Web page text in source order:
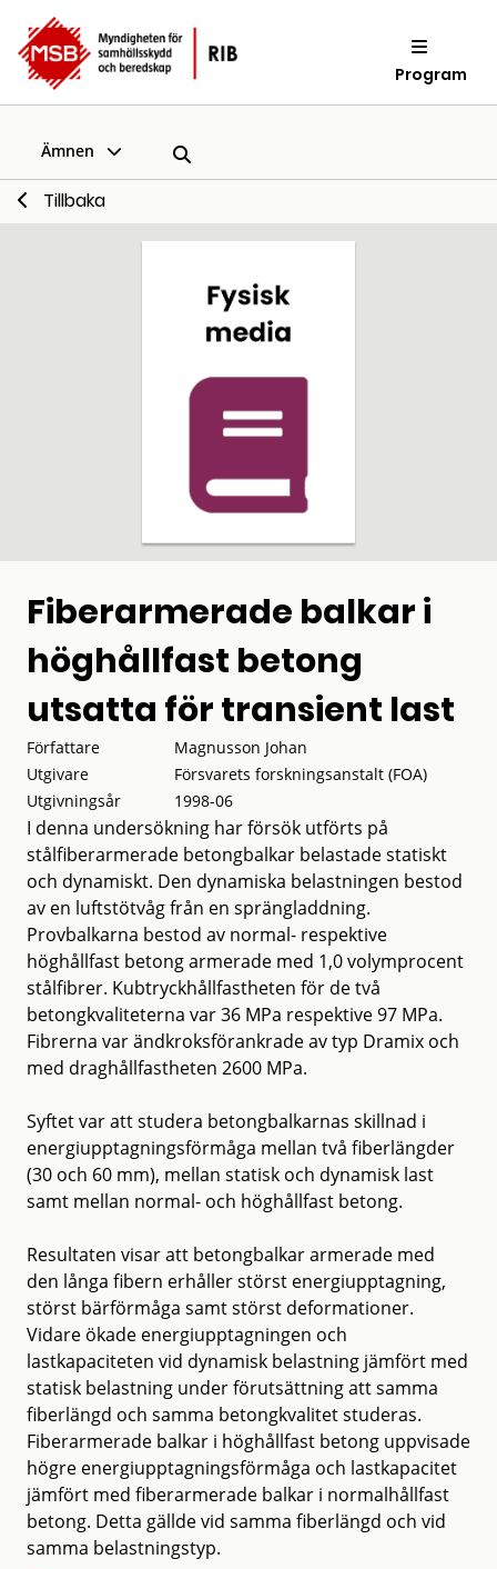
Program
Ämnen
Tillbaka
Fiberarmerade balkar i
höghållfast betong
utsatta för transient last
Författare
Magnusson Johan
Utgivare
Försvarets forskningsanstalt (FOA)
Utgivningsår
1998-06
I denna undersökning har försök utförts på
stålfiberarmerade betongbalkar belastade statiskt
och dynamiskt. Den dynamiska belastningen bestod
av en luftstötvåg från en sprängladdning.
Provbalkarna bestod av normal- respektive
höghållfast betong armerade med 1,0 volymprocent
stålfibrer. Kubtryckhållfastheten för de två
betongkvaliteterna var 36 MPa respektive 97 MPa.
Fibrerna var ändkroksförankrade av typ Dramix och
med draghållfastheten 2600 MPa.
Syftet var att studera betongbalkarnas skillnad i
energiupptagningsförmåga mellan två fiberlängder
(30 och 60 mm), mellan statisk och dynamisk last
samt mellan normal- och höghållfast betong.
Resultaten visar att betongbalkar armerade med
den långa fibern erhåller störst energiupptagning,
störst bärförmåga samt störst deformationer.
Vidare ökade energiupptagningen och
lastkapaciteten vid dynamisk belastning jämfört med
statisk belastning under förutsättning att samma
fiberlängd och samma betongkvalitet studeras.
Fiberarmerade balkar i höghållfast betong uppvisade
högre energiupptagningsförmåga och lastkapacitet
jämfört med fiberarmerade balkar i normalhållfast
betong. Detta gällde vid samma fiberlängd och vid
samma belastningstyp.